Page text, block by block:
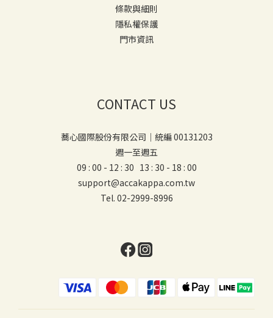
條款與細則
隱私權保護
門市資訊
CONTACT US
蕎心國際股份有限公司｜統編 00131203
週一至週五
09 : 00 - 12 : 30 13 : 30 - 18 : 00
support@accakappa.com.tw
Tel. 02-2999-8996